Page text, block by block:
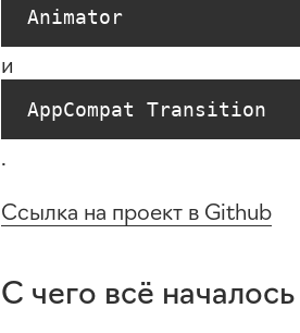
Animator
и
AppCompat Transition
.
Ссылка на проект в Github
С чего всё началось